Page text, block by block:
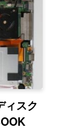
ィスク